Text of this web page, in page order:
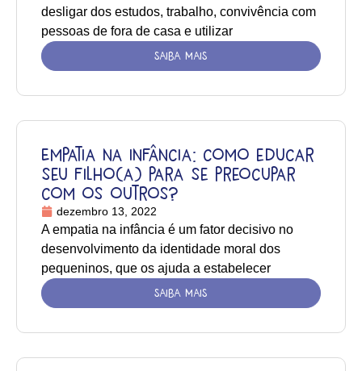
desligar dos estudos, trabalho, convivência com
pessoas de fora de casa e utilizar
SAIBA MAIS
Empatia na infância: como educar
seu filho(a) para se preocupar
com os outros?
dezembro 13, 2022
A empatia na infância é um fator decisivo no
desenvolvimento da identidade moral dos
pequeninos, que os ajuda a estabelecer
SAIBA MAIS